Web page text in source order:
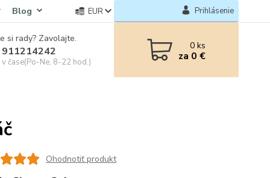
Blog EUR Prihlásenie
si rady? Zavolajte.
čase(Po-Ne, 8-22 hod.)
0ks
za 0 €
Ohodnotiť produkt